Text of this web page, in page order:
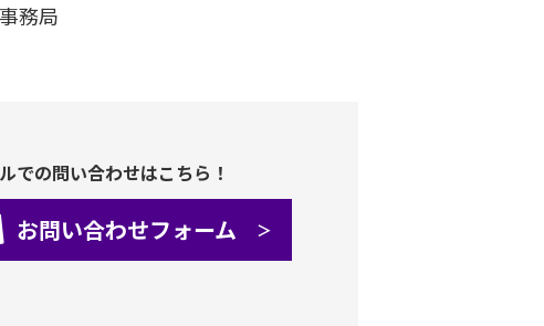
務局
での問い合わせはこちら！
お問い合わせフォーム